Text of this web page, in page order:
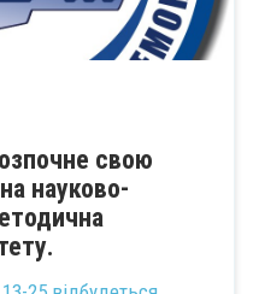
свою
науково-